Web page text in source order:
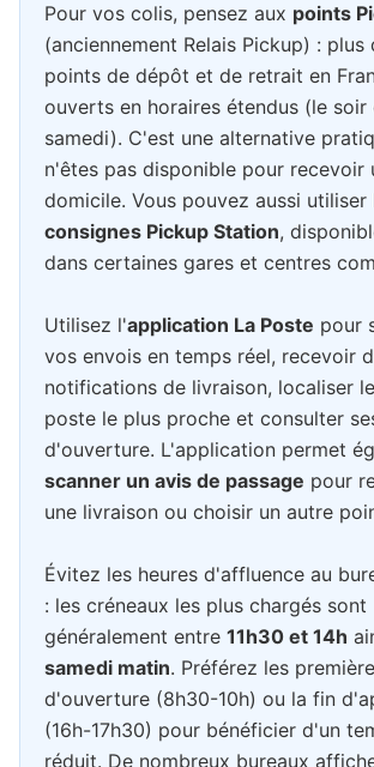
Pour vos colis, pensez aux points
(anciennement Relais Pickup) : plus
points de dépôt et de retrait en
ouverts en horaires étendus (le soir
samedi). C'est une alternative
n'êtes pas disponible pour recevoir
domicile. Vous pouvez aussi utiliser
consignes Pickup Station,
dans certaines gares et centres
Utilisez l'application La Poste pour
vos envois en temps réel, recevoir
notifications de livraison, localiser
poste le plus proche et consulter
d'ouverture. L'application permet
scanner un avis de passage pour
une livraison ou choisir un autre
Évitez les heures d'affluence au
: les créneaux les plus chargés sont
généralement entre 11h30 et 14h
samedi matin. Préférez les
d'ouverture (8h30-10h) ou la fin
(16h-17h30) pour bénéficier d'un
réduit. De nombreux bureaux